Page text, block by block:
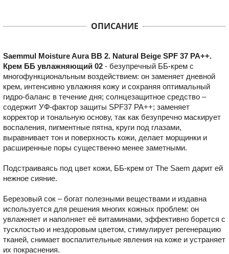
ОПИСАНИЕ
Saemmul Moisture Aura BB 2. Natural Beige SPF 37 PA++.
Крем ББ увлажняющий 02 - безупречный ББ-крем с
многофункциональным воздействием: он заменяет дневной
крем, интенсивно увлажняя кожу и сохраняя оптимальный
гидро-баланс в течение дня; солнцезащитное средство –
содержит УФ-фактор защиты SPF37 PA++; заменяет
корректор и тональную основу, так как безупречно маскирует
воспаления, пигментные пятна, круги под глазами,
выравнивает тон и поверхность кожи, делает морщинки и
расширенные поры существенно менее заметными.
Подстраиваясь под цвет кожи, ББ-крем от The Saem дарит ей
нежное сияние.
Березовый сок – богат полезными веществами и издавна
используется для решения многих кожных проблем: он
увлажняет и наполняет её витаминами, эффективно борется с
тусклостью и нездоровым цветом, стимулирует регенерацию
тканей, снимает воспалительные явления на коже и устраняет
их покраснения.